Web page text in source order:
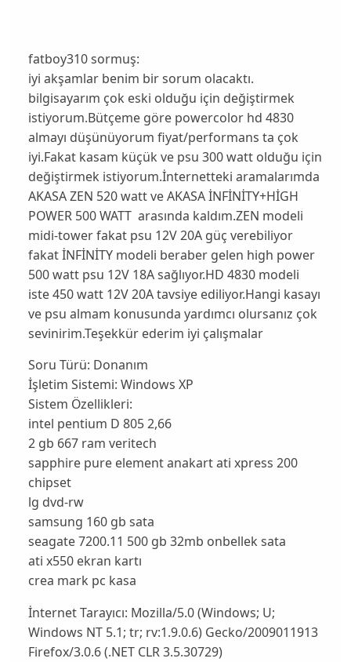
fatboy310 sormuş:
iyi akşamlar benim bir sorum olacaktı.
bilgisayarım çok eski olduğu için değiştirmek
istiyorum.Bütçeme göre powercolor hd 4830
almayı düşünüyorum fiyat/performans ta çok
iyi.Fakat kasam küçük ve psu 300 watt olduğu için
değiştirmek istiyorum.İnternetteki aramalarımda
AKASA ZEN 520 watt ve AKASA İNFİNİTY+HİGH
POWER 500 WATT arasında kaldım.ZEN modeli
midi-tower fakat psu 12V 20A güç verebiliyor
fakat İNFİNİTY modeli beraber gelen high power
500 watt psu 12V 18A sağlıyor.HD 4830 modeli
iste 450 watt 12V 20A tavsiye ediliyor.Hangi kasayı
ve psu almam konusunda yardımcı olursanız çok
sevinirim.Teşekkür ederim iyi çalışmalar
Soru Türü: Donanım
İşletim Sistemi: Windows XP
Sistem Özellikleri:
intel pentium D 805 2,66
2 gb 667 ram veritech
sapphire pure element anakart ati xpress 200
chipset
lg dvd-rw
samsung 160 gb sata
seagate 7200.11 500 gb 32mb onbellek sata
ati x550 ekran kartı
crea mark pc kasa
İnternet Tarayıcı: Mozilla/5.0 (Windows; U;
Windows NT 5.1; tr; rv:1.9.0.6) Gecko/2009011913
Firefox/3.0.6 (.NET CLR 3.5.30729)